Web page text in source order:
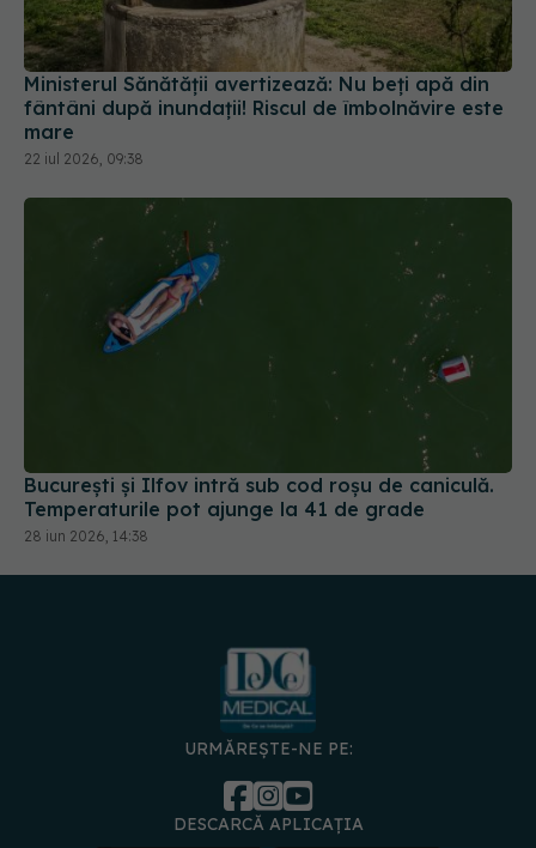
Ministerul Sănătății avertizează: Nu beți apă din
fântâni după inundații! Riscul de îmbolnăvire este
mare
22 iul 2026, 09:38
București și Ilfov intră sub cod roșu de caniculă.
Temperaturile pot ajunge la 41 de grade
28 iun 2026, 14:38
URMĂREȘTE-NE PE:
DESCARCĂ APLICAȚIA